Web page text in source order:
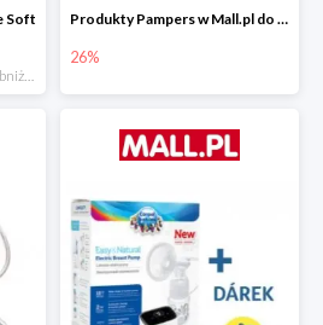
Soft Produkty Pampers w Mall.pl do -26%
26%